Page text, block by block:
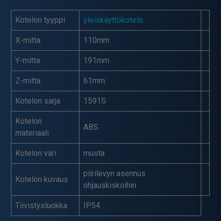
Kotelon tyyppi yleiskäyttökotelo
X-mitta 110mm
Y-mitta 191mm
Z-mitta 61mm
Kotelon sarja 1591S
Kotelon
materiaali
ABS
Kotelon väri musta
Kotelon kuvaus
piirilevyn asennus
ohjauskiskoihin
Tiivistysluokka IP54